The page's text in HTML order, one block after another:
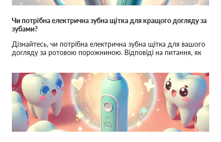
Чи потрібна електрична зубна щітка для кращого догляду за
зубами?
Дізнайтесь, чи потрібна електрична зубна щітка для вашого
догляду за ротовою порожниною. Відповіді на питання, як